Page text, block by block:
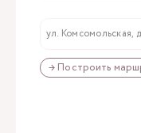
ул. Комсомольская,
→ Построить